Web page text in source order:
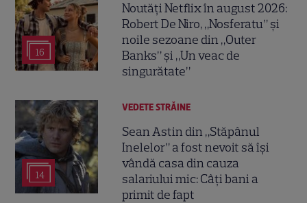
16
Noutăți Netflix în august 2026:
Robert De Niro, „Nosferatu” și
noile sezoane din „Outer
Banks” și „Un veac de
singurătate”
14
VEDETE STRĂINE
Sean Astin din „Stăpânul
Inelelor” a fost nevoit să își
vândă casa din cauza
salariului mic: Câți bani a
primit de fapt